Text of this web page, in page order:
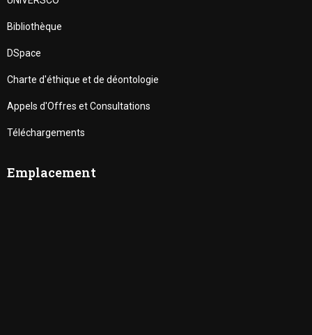
Bibliothèque
DSpace
Charte d'éthique et de déontologie
Appels d'Offres et Consultations
Téléchargements
Emplacement